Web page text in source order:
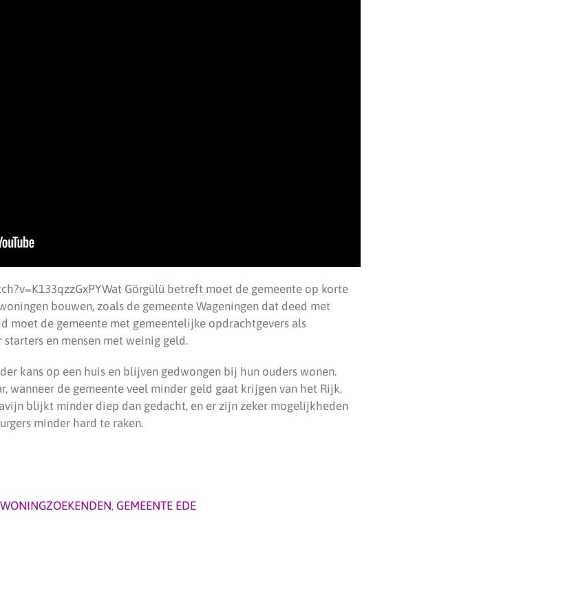
Görgülü betreft moet de gemeente op korte
bouwen, zoals de gemeente Wageningen dat deed met
moet de gemeente met gemeentelijke opdrachtgevers als
en mensen met weinig geld.
kans op een huis en blijven gedwongen bij hun ouders wonen.
wanneer de gemeente veel minder geld gaat krijgen van het Rijk,
blijkt minder diep dan gedacht, en er zijn zeker mogelijkheden
minder hard te raken.
WONINGZOEKENDEN, GEMEENTE EDE